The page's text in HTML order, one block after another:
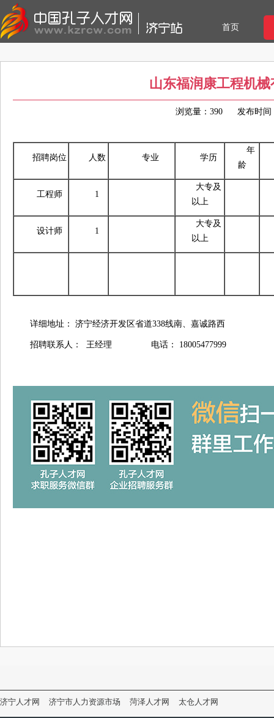
首页
山东福润康工程机
浏览量：390 发布时间
招聘岗位 人数 专业 学历
年
龄
工程师 1
大专及
以上
设计师 1
大专及
以上
详细地址： 济宁经济开发区省道338线
招聘联系人： 王经理 电话： 18005477999
济宁人才网 济宁市人力资源市场 菏泽人才网 太仓人才网